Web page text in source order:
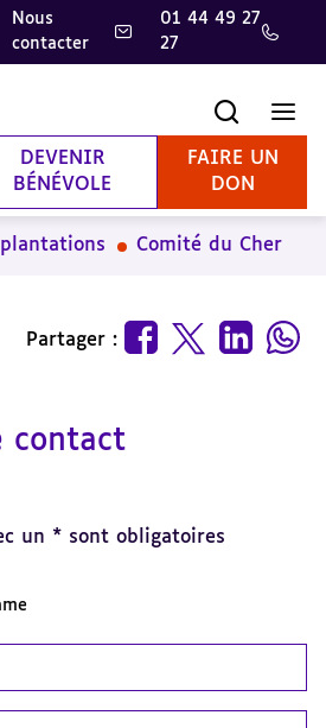
Nous
contacter
01 44 49 27
27
DEVENIR
BÉNÉVOLE
FAIRE UN
DON
Comité du Cher
Partager :
contact
un * sont obligatoires